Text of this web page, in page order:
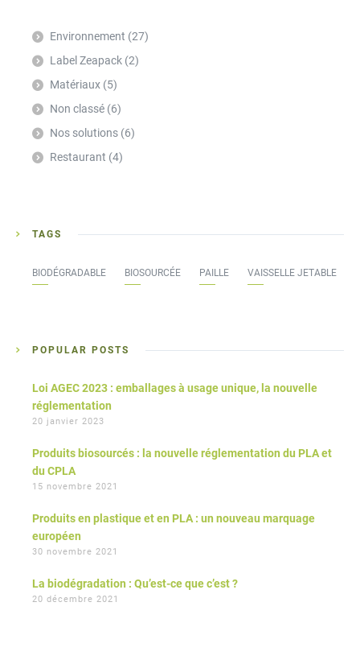
Environnement (27)
Label Zeapack (2)
Matériaux (5)
Non classé (6)
Nos solutions (6)
Restaurant (4)
TAGS
BIODÉGRADABLE BIOSOURCÉE PAILLE VAISSELLE JETABLE
POPULAR POSTS
Loi AGEC 2023 : emballages à usage unique, la nouvelle
réglementation
20 janvier 2023
Produits biosourcés : la nouvelle réglementation du PLA et
du CPLA
15 novembre 2021
Produits en plastique et en PLA : un nouveau marquage
européen
30 novembre 2021
La biodégradation : Qu’est-ce que c’est ?
20 décembre 2021